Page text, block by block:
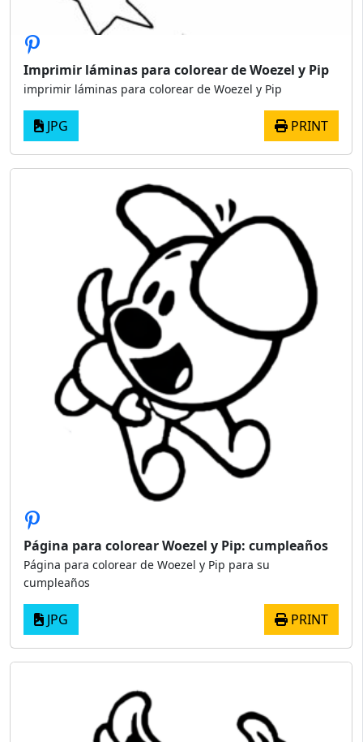
Imprimir láminas para colorear de Woezel y Pip
imprimir láminas para colorear de Woezel y Pip
JPG PRINT
Página para colorear Woezel y Pip: cumpleaños
Página para colorear de Woezel y Pip para su
cumpleaños
JPG PRINT